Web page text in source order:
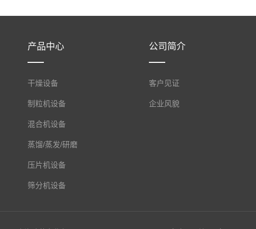
产品中心
干燥设备
制粒机设备
混合机设备
蒸馏/蒸发/研磨
压片机设备
筛分机设备
公司简介
客户见证
企业风貌